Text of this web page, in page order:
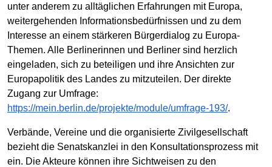
unter anderem zu alltäglichen Erfahrungen mit Europa,
weitergehenden Informationsbedürfnissen und zu dem
Interesse an einem stärkeren Bürgerdialog zu Europa-
Themen. Alle Berlinerinnen und Berliner sind herzlich
eingeladen, sich zu beteiligen und ihre Ansichten zur
Europapolitik des Landes zu mitzuteilen. Der direkte
Zugang zur Umfrage:
https://mein.berlin.de/projekte/module/umfrage-193/.
Verbände, Vereine und die organisierte Zivilgesellschaft
bezieht die Senatskanzlei in den Konsultationsprozess mit
ein. Die Akteure können ihre Sichtweisen zu den